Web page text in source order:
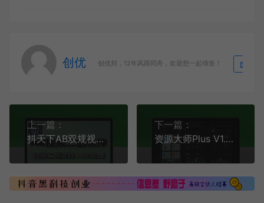
创优 创优邦，12年风雨同舟，欢迎您一起缔造！
上一篇：
抖天下AB双规视频二创软件永久版
下一篇：
资源大师Plus V1.4.8高级版：随意注册填写，门槛极低，登录即解锁传奇大师VIP，畅享全网影视/音乐/磁力/网盘资源聚合平台